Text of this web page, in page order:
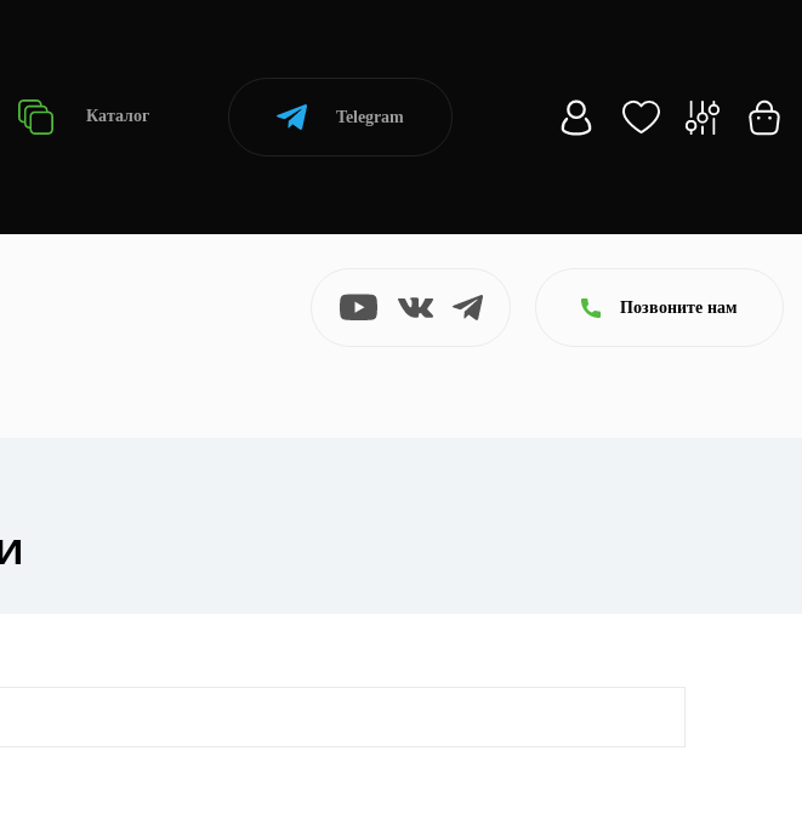
Каталог Telegram
Позвоните нам